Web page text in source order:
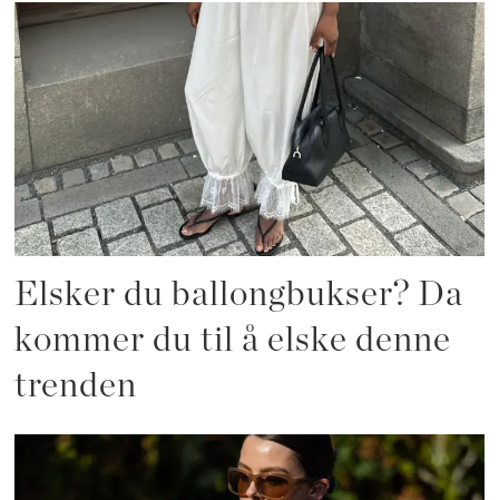
Elsker du ballongbukser? Da
kommer du til å elske denne
trenden